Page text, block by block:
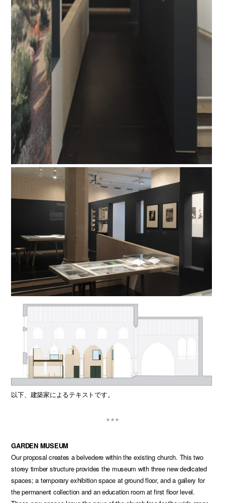
以下、建築家によるテキストです。
GARDEN MUSEUM
Our proposal creates a belvedere within the existing church. This two
storey timber structure provides the museum with three new dedicated
spaces; a temporary exhibition space at ground floor, and a gallery for
the permanent collection and an education room at first floor level.